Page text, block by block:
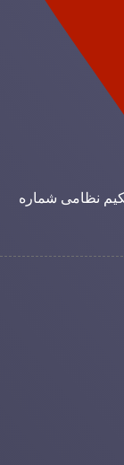
نظامی شماره